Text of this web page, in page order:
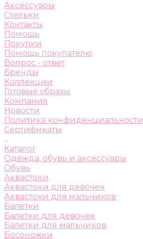
Аксессуары
Стельки
Контакты
Помощь
Покупки
Помощь покупателю
Вопрос - ответ
Бренды
Коллекции
Готовые образы
Компания
Новости
Политика конфиденциальности
Сертификаты
...
Каталог
Одежда, обувь и аксессуары
Обувь
Аквастоки
Аквастоки для девочек
Аквастоки для мальчиков
Балетки
Балетки для девочек
Балетки для мальчиков
Босоножки